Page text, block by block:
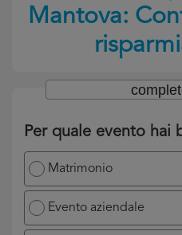
Mantova:
Per quale evento hai
Matrimonio
Evento aziendale